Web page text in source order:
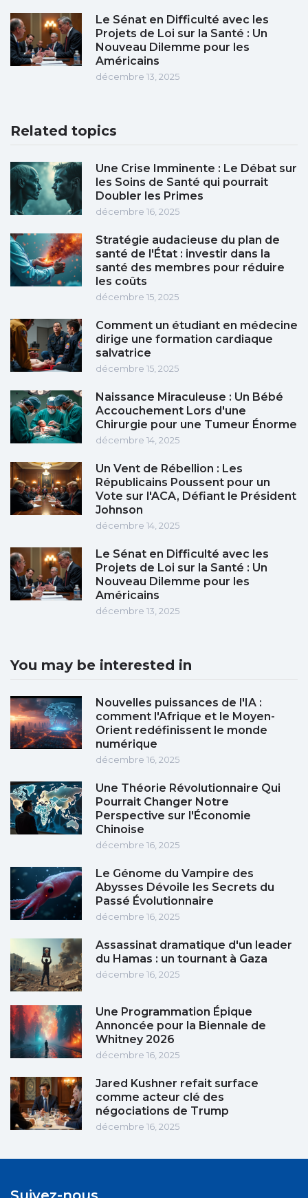
Le Sénat en Difficulté avec les
Projets de Loi sur la Santé : Un
Nouveau Dilemme pour les
Américains
décembre 13, 2025
Related topics
Une Crise Imminente : Le Débat sur
les Soins de Santé qui pourrait
Doubler les Primes
décembre 16, 2025
Stratégie audacieuse du plan de
santé de l'État : investir dans la
santé des membres pour réduire
les coûts
décembre 15, 2025
Comment un étudiant en médecine
dirige une formation cardiaque
salvatrice
décembre 15, 2025
Naissance Miraculeuse : Un Bébé
Accouchement Lors d'une
Chirurgie pour une Tumeur Énorme
décembre 14, 2025
Un Vent de Rébellion : Les
Républicains Poussent pour un
Vote sur l'ACA, Défiant le Président
Johnson
décembre 14, 2025
Le Sénat en Difficulté avec les
Projets de Loi sur la Santé : Un
Nouveau Dilemme pour les
Américains
décembre 13, 2025
You may be interested in
Nouvelles puissances de l'IA :
comment l'Afrique et le Moyen-
Orient redéfinissent le monde
numérique
décembre 16, 2025
Une Théorie Révolutionnaire Qui
Pourrait Changer Notre
Perspective sur l'Économie
Chinoise
décembre 16, 2025
Le Génome du Vampire des
Abysses Dévoile les Secrets du
Passé Évolutionnaire
décembre 16, 2025
Assassinat dramatique d'un leader
du Hamas : un tournant à Gaza
décembre 16, 2025
Une Programmation Épique
Annoncée pour la Biennale de
Whitney 2026
décembre 16, 2025
Jared Kushner refait surface
comme acteur clé des
négociations de Trump
décembre 16, 2025